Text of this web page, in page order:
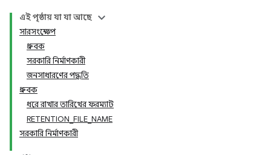
এই পৃষ্ঠায় যা যা আছে
সারসংক্ষেপ
ধ্রুবক
সরকারি নির্মাণকারী
জনসাধারণের পদ্ধতি
ধ্রুবক
ধরে রাখার তারিখের ফরম্যাট
RETENTION_FILE_NAME
সরকারি নির্মাণকারী